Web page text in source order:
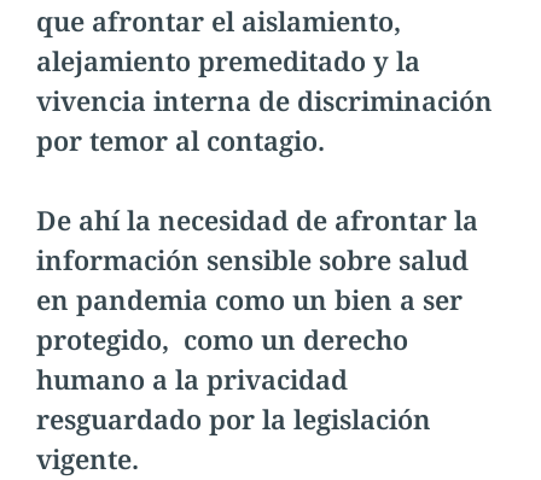
que afrontar el aislamiento,
alejamiento premeditado y la
vivencia interna de discriminación
por temor al contagio.
De ahí la necesidad de afrontar la
información sensible sobre salud
en pandemia como un bien a ser
protegido, como un derecho
humano a la privacidad
resguardado por la legislación
vigente.